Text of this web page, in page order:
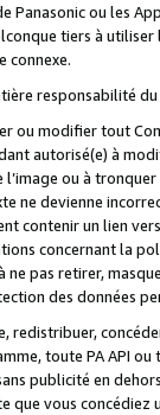
Panasonic ou les
tiers à
connexe.
responsabilité
ou modifier tout
autorisé(e) à
ou à
ne devienne
contenir un lien
concernant la
ne pas retirer,
des données
redistribuer,
toute PA API
publicité en
que vous